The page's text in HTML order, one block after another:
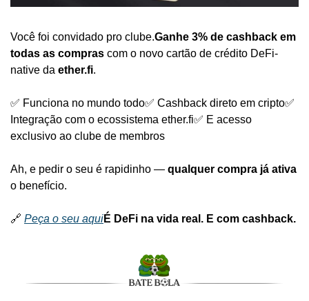
Você foi convidado pro clube.Ganhe 3% de cashback em
todas as compras com o novo cartão de crédito DeFi-
native da ether.fi.
✅ Funciona no mundo todo✅ Cashback direto em cripto✅
Integração com o ecossistema ether.fi✅ E acesso
exclusivo ao clube de membros
Ah, e pedir o seu é rapidinho — qualquer compra já ativa
o benefício.
🔗 Peça o seu aquiÉ DeFi na vida real. E com cashback.